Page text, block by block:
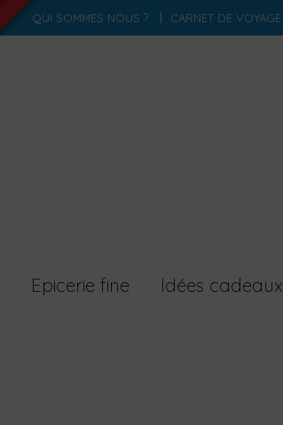
QUI SOMMES NOUS ? CARNET DE VOYAGE
Epicerie fine Idées cadeaux